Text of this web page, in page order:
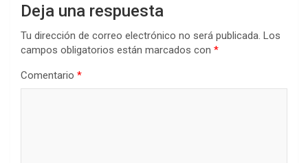
Deja una respuesta
Tu dirección de correo electrónico no será publicada. Los
campos obligatorios están marcados con *
Comentario *